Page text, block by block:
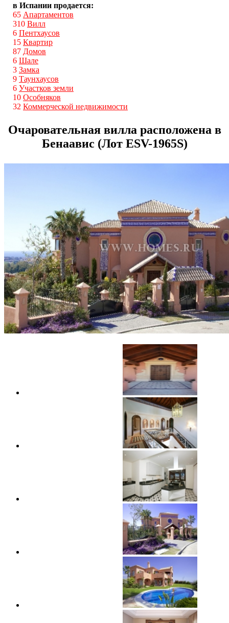
в Испании продается:
65 Апартаментов
310 Вилл
6 Пентхаусов
15 Квартир
87 Домов
6 Шале
3 Замка
9 Таунхаусов
6 Участков земли
10 Особняков
32 Коммерческой недвижимости
Очаровательная вилла расположена в
Бенаавис (Лот ESV-1965S)